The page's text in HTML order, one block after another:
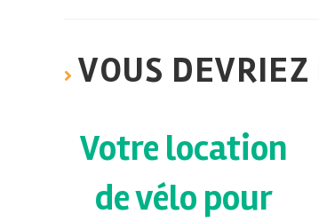
VOUS
Votre location
de vélo pour